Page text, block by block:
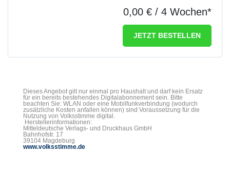
0,00 € / 4 Wochen*
JETZT BESTELLEN
Dieses Angebot gilt nur einmal pro Haushalt und darf kein Ersatz
für ein bereits bestehendes Digitalabonnement sein. Bitte
beachten Sie: WLAN oder eine Mobilfunkverbindung (wodurch
zusätzliche Kosten anfallen können) sind Voraussetzung für die
Nutzung von Volksstimme digital.
Herstellerinformationen:
Mitteldeutsche Verlags- und Druckhaus GmbH
Bahnhofstr. 17
39104 Magdeburg
www.volksstimme.de